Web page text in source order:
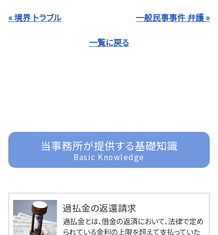
« 境界 トラブル 一般民事事件 弁護 »
一覧に戻る
当事務所が提供する基礎知識
Basic Knowledge
過払金の返還請求
過払金とは、借金の返済において、法律で定め
られている金利の上限を超えて支払っていた